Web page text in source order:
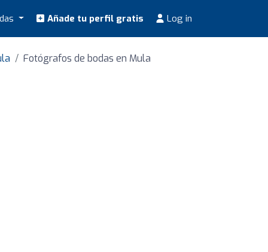
Añade tu perfil gratis Log in
Fotógrafos de bodas en Mula